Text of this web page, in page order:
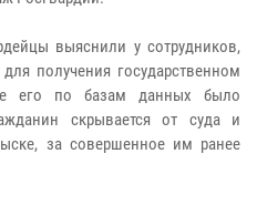
выяснили у сотрудников,
получения государственном
его по базам данных было
скрывается от суда и
за совершенное им ранее